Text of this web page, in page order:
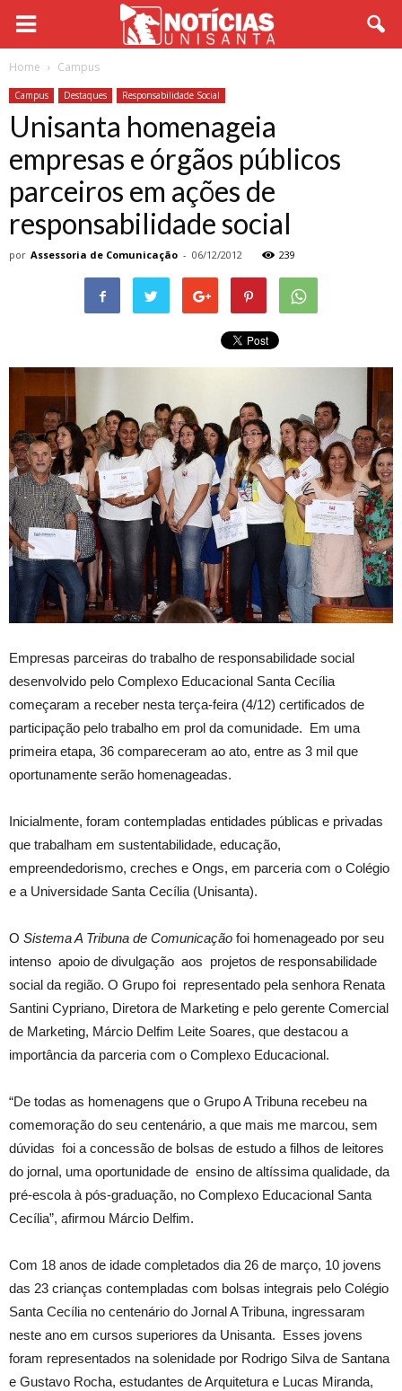
Home Campus
Campus Destaques Responsabilidade Social
Unisanta homenageia
empresas e órgãos públicos
parceiros em ações de
responsabilidade social
por Assessoria de Comunicação - 06/12/2012 239
Empresas parceiras do trabalho de responsabilidade social
desenvolvido pelo Complexo Educacional Santa Cecília
começaram a receber nesta terça-feira (4/12) certificados de
participação pelo trabalho em prol da comunidade. Em uma
primeira etapa, 36 compareceram ao ato, entre as 3 mil que
oportunamente serão homenageadas.
Inicialmente, foram contempladas entidades públicas e privadas
que trabalham em sustentabilidade, educação,
empreendedorismo, creches e Ongs, em parceria com o Colégio
e a Universidade Santa Cecília (Unisanta).
O Sistema A Tribuna de Comunicação foi homenageado por seu
intenso apoio de divulgação aos projetos de responsabilidade
social da região. O Grupo foi representado pela senhora Renata
Santini Cypriano, Diretora de Marketing e pelo gerente Comercial
de Marketing, Márcio Delfim Leite Soares, que destacou a
importância da parceria com o Complexo Educacional.
“De todas as homenagens que o Grupo A Tribuna recebeu na
comemoração do seu centenário, a que mais me marcou, sem
dúvidas foi a concessão de bolsas de estudo a filhos de leitores
do jornal, uma oportunidade de ensino de altíssima qualidade, da
pré-escola à pós-graduação, no Complexo Educacional Santa
Cecília”, afirmou Márcio Delfim.
Com 18 anos de idade completados dia 26 de março, 10 jovens
das 23 crianças contempladas com bolsas integrais pelo Colégio
Santa Cecília no centenário do Jornal A Tribuna, ingressaram
neste ano em cursos superiores da Unisanta. Esses jovens
foram representados na solenidade por Rodrigo Silva de Santana
e Gustavo Rocha, estudantes de Arquitetura e Lucas Miranda,